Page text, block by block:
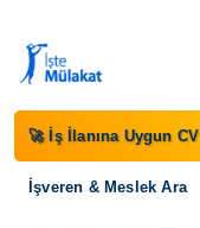
🚀 İş İlanına Uygun
İşveren & Meslek Ara